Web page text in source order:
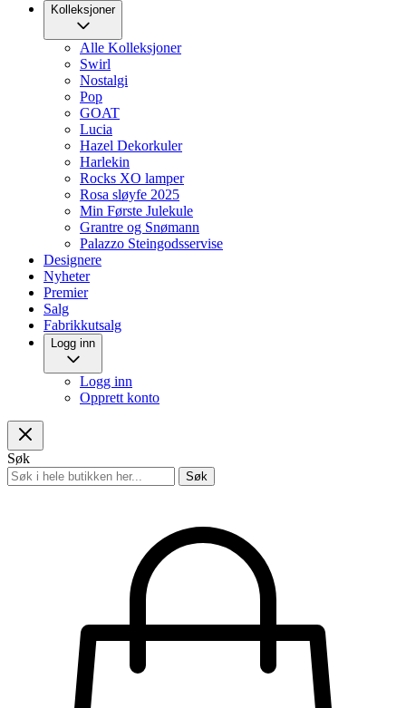
Kolleksjoner
Alle Kolleksjoner
Swirl
Nostalgi
Pop
GOAT
Lucia
Hazel Dekorkuler
Harlekin
Rocks XO lamper
Rosa sløyfe 2025
Min Første Julekule
Grantre og Snømann
Palazzo Steingodsservise
Designere
Nyheter
Premier
Salg
Fabrikkutsalg
Logg inn
Logg inn
Opprett konto
Søk
Søk